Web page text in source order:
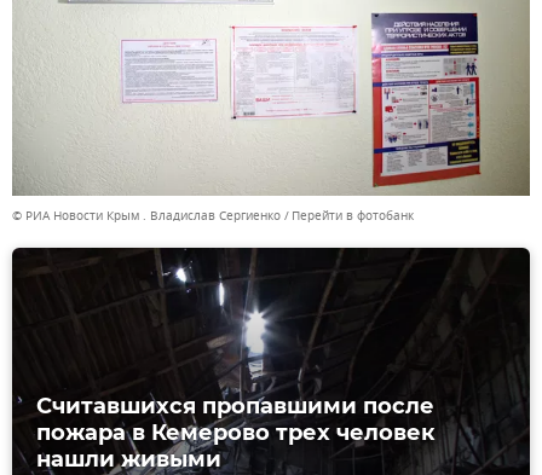
© РИА Новости Крым . Владислав Сергиенко Перейти в фотобанк
Считавшихся пропавшими после
пожара в Кемерово трех человек
нашли живыми